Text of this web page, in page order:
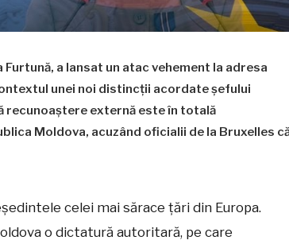
a lansat un atac vehement la adresa
unei noi distincții acordate șefului
recunoaștere externă este în totală
Moldova, acuzând oficialii de la Bruxelles
celei mai sărace țări din Europa.
o dictatură autoritară, pe care